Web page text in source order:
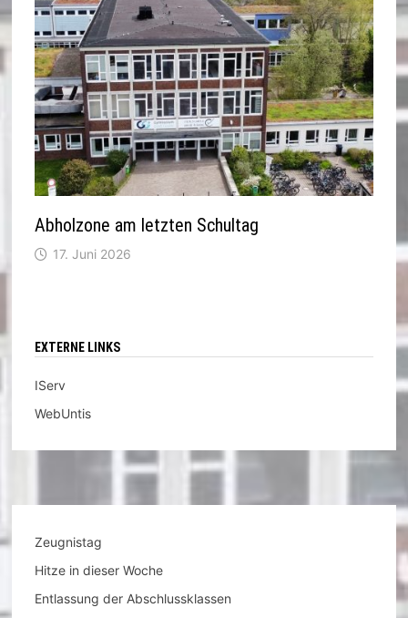
Abholzone am letzten Schultag
17. Juni 2026
EXTERNE LINKS
IServ
WebUntis
Zeugnistag
Hitze in dieser Woche
Entlassung der Abschlussklassen